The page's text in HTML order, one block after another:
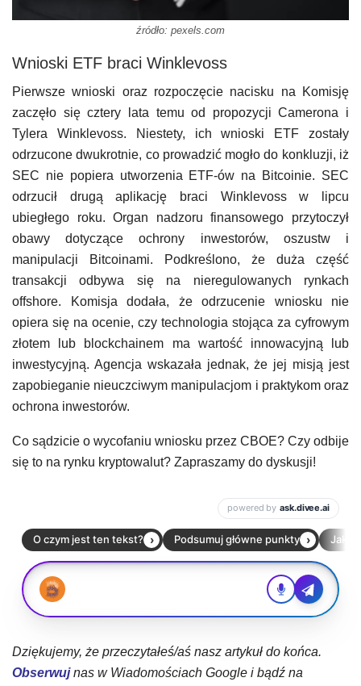
źródło: pexels.com
Wnioski ETF braci Winklevoss
Pierwsze wnioski oraz rozpoczęcie nacisku na Komisję
zaczęło się cztery lata temu od propozycji Camerona i
Tylera Winklevoss. Niestety, ich wnioski ETF zostały
odrzucone dwukrotnie, co prowadzić mogło do konkluzji, iż
SEC nie popiera utworzenia ETF-ów na Bitcoinie. SEC
odrzucił drugą aplikację braci Winklevoss w lipcu
ubiegłego roku. Organ nadzoru finansowego przytoczył
obawy dotyczące ochrony inwestorów, oszustw i
manipulacji Bitcoinami. Podkreślono, że duża część
transakcji odbywa się na nieregulowanych rynkach
offshore. Komisja dodała, że odrzucenie wniosku nie
opiera się na ocenie, czy technologia stojąca za cyfrowym
złotem lub blockchainem ma wartość innowacyjną lub
inwestycyjną. Agencja wskazała jednak, że jej misją jest
zapobieganie nieuczciwym manipulacjom i praktykom oraz
ochrona inwestorów.
Co sądzicie o wycofaniu wniosku przez CBOE? Czy odbije
się to na rynku kryptowalut? Zapraszamy do dyskusji!
Dziękujemy, że przeczytałeś/aś nasz artykuł do końca.
Obserwujnas w Wiadomościach Google i bądź na